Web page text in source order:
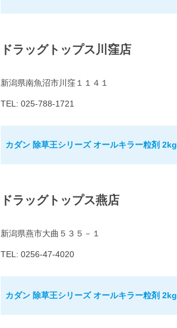
ドラッグトップス川窪店
新潟県南魚沼市川窪１１４１
TEL: 025-788-1721
カダン 除草王シリーズ オールキラー粒剤 2kg
ドラッグトップス燕店
新潟県燕市大曲５３５－１
TEL: 0256-47-4020
カダン 除草王シリーズ オールキラー粒剤 2kg